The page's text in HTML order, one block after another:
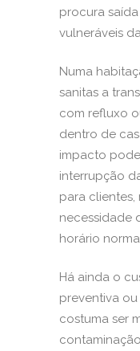
procura
vulneráveis
Numa
sanitas a
com refluxo
dentro de
impacto
interrupção
para clientes,
necessidade
horário
Há ainda o
preventiva
costuma ser